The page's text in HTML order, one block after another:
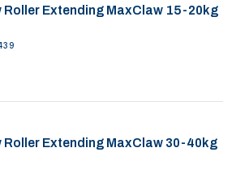
Roller Extending MaxClaw 15-20kg
Roller Extending MaxClaw 30-40kg